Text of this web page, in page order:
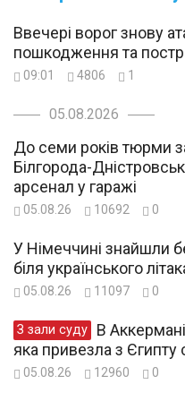
Ввечері ворог знову
пошкодження та
09:01 4806 1
05.08.2026
До семи років тюрми
Білгорода-
арсенал у гаражі
05.08.26 10692 0
У Німеччині знайшли
біля українського
05.08.26 11097 0
З зали суду
яка привезла з Єгипту
05.08.26 12960 0